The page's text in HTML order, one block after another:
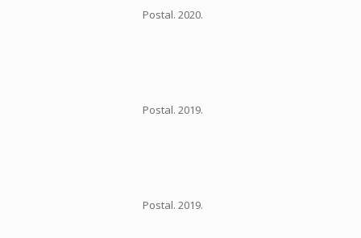
Postal. 2020.
Postal. 2019.
Postal. 2019.